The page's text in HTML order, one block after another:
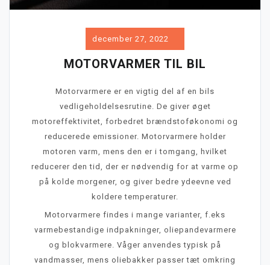
december 27, 2022
MOTORVARMER TIL BIL
Motorvarmere er en vigtig del af en bils
vedligeholdelsesrutine. De giver øget
motoreffektivitet, forbedret brændstoføkonomi og
reducerede emissioner. Motorvarmere holder
motoren varm, mens den er i tomgang, hvilket
reducerer den tid, der er nødvendig for at varme op
på kolde morgener, og giver bedre ydeevne ved
koldere temperaturer.
Motorvarmere findes i mange varianter, f.eks
varmebestandige indpakninger, oliepandevarmere
og blokvarmere. Våger anvendes typisk på
vandmasser, mens oliebakker passer tæt omkring